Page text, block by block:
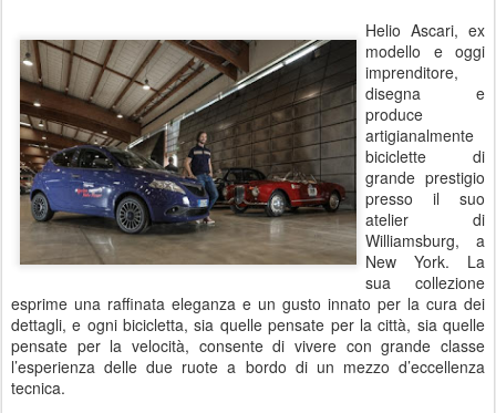
Helio Ascari, ex
modello e oggi
imprenditore,
disegna e
produce
artigianalmente
biciclette di
grande prestigio
presso il suo
atelier di
Williamsburg, a
New York. La
sua collezione
esprime una raffinata eleganza e un gusto innato per la cura dei
dettagli, e ogni bicicletta, sia quelle pensate per la città, sia quelle
pensate per la velocità, consente di vivere con grande classe
l’esperienza delle due ruote a bordo di un mezzo d’eccellenza
tecnica.